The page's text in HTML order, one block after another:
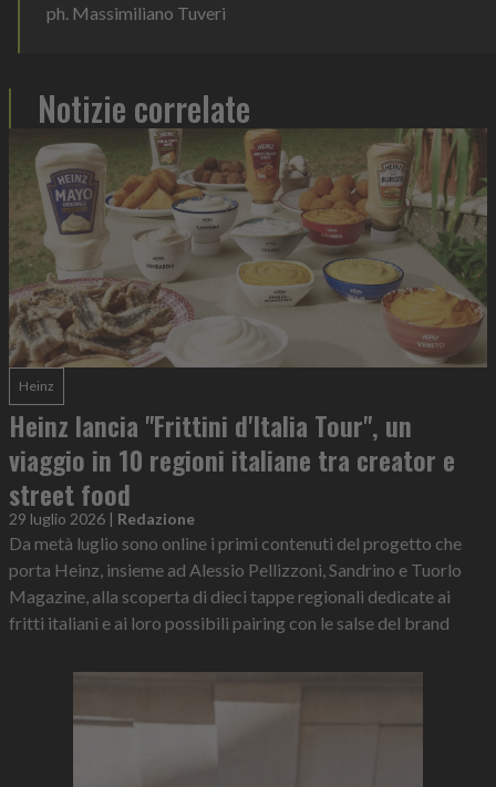
ph. Massimiliano Tuveri
Notizie correlate
Heinz
Heinz lancia "Frittini d'Italia Tour", un
viaggio in 10 regioni italiane tra creator e
street food
29 luglio 2026 | Redazione
Da metà luglio sono online i primi contenuti del progetto che
porta Heinz, insieme ad Alessio Pellizzoni, Sandrino e Tuorlo
Magazine, alla scoperta di dieci tappe regionali dedicate ai
fritti italiani e ai loro possibili pairing con le salse del brand